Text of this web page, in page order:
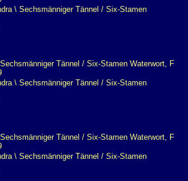
\ Sechsmänniger Tännel / Six-Stamen
\ Sechsmänniger Tännel / Six-Stamen
\ Sechsmänniger Tännel / Six-Stamen